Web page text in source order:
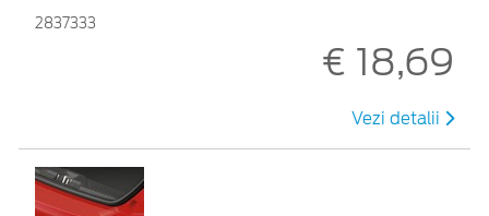
2837333
€ 18,69
Vezi detalii